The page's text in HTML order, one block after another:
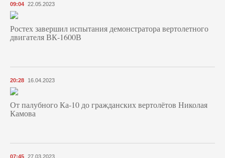
09:04 22.05.2023
Ростех завершил испытания демонстратора вертолетного
двигателя ВК-1600В
20:28 16.04.2023
От палубного Ка-10 до гражданских вертолётов Николая
Камова
07:45 27.03.2023